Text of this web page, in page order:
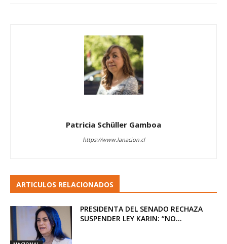
Patricia Schüller Gamboa
https://www.lanacion.cl
ARTICULOS RELACIONADOS
PRESIDENTA DEL SENADO RECHAZA
SUSPENDER LEY KARIN: “NO...